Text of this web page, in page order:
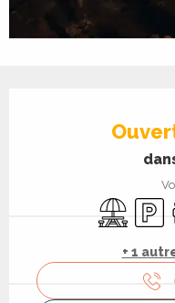
Aire de
+ 1